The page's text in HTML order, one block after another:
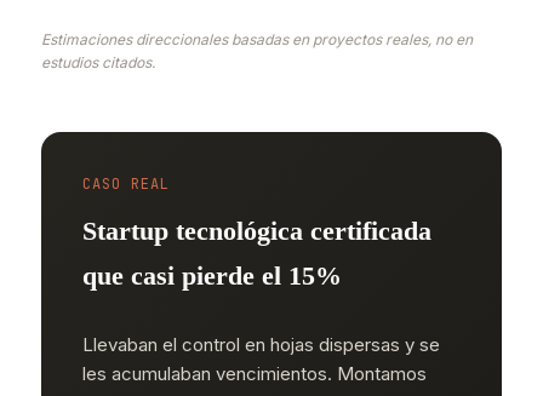
Estimaciones direccionales basadas en proyectos reales, no en
estudios citados.
CASO REAL
Startup tecnológica certificada
que casi pierde el 15%
Llevaban el control en hojas dispersas y se
les acumulaban vencimientos. Montamos